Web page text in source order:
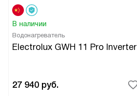
В наличии
Водонагреватель
Electrolux GWH 11 Pro Inverter
27 940 руб.